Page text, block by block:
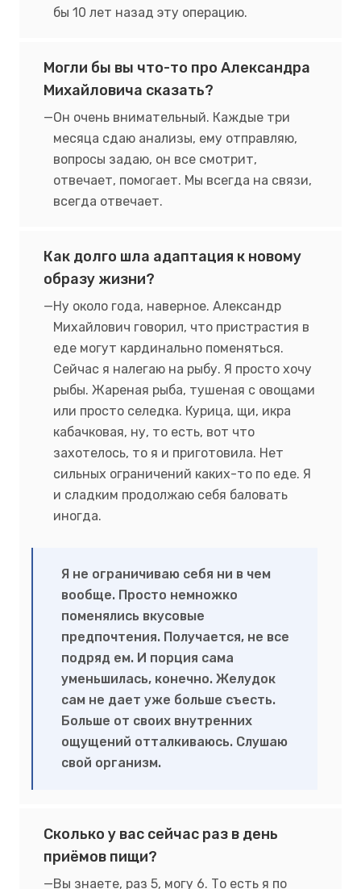
бы 10 лет назад эту операцию.
Могли бы вы что-то про Александра
Михайловича сказать?
Он очень внимательный. Каждые три
месяца сдаю анализы, ему отправляю,
вопросы задаю, он все смотрит,
отвечает, помогает. Мы всегда на связи,
всегда отвечает.
Как долго шла адаптация к новому
образу жизни?
Ну около года, наверное. Александр
Михайлович говорил, что пристрастия в
еде могут кардинально поменяться.
Сейчас я налегаю на рыбу. Я просто хочу
рыбы. Жареная рыба, тушеная с овощами
или просто селедка. Курица, щи, икра
кабачковая, ну, то есть, вот что
захотелось, то я и приготовила. Нет
сильных ограничений каких-то по еде. Я
и сладким продолжаю себя баловать
иногда.
Я не ограничиваю себя ни в чем
вообще. Просто немножко
поменялись вкусовые
предпочтения. Получается, не все
подряд ем. И порция сама
уменьшилась, конечно. Желудок
сам не дает уже больше съесть.
Больше от своих внутренних
ощущений отталкиваюсь. Слушаю
свой организм.
Сколько у вас сейчас раз в день
приёмов пищи?
Вы знаете, раз 5, могу 6. То есть я по